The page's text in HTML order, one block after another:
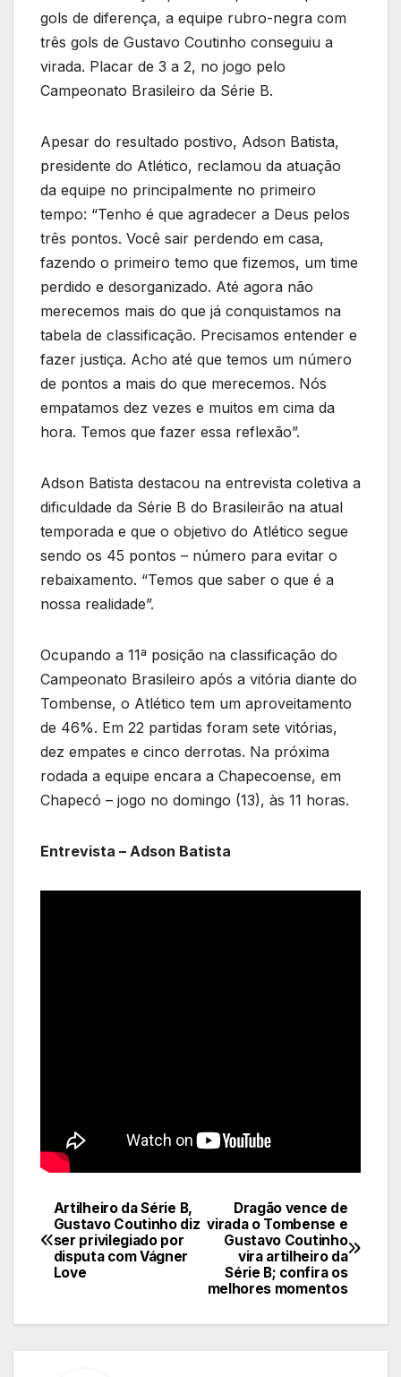
o
o
k
p
p
m n
gols de diferença, a equipe rubro-negra com
três gols de Gustavo Coutinho conseguiu a
virada. Placar de 3 a 2, no jogo pelo
Campeonato Brasileiro da Série B.
Apesar do resultado postivo, Adson Batista,
presidente do Atlético, reclamou da atuação
da equipe no principalmente no primeiro
tempo: “Tenho é que agradecer a Deus pelos
três pontos. Você sair perdendo em casa,
fazendo o primeiro temo que fizemos, um time
perdido e desorganizado. Até agora não
merecemos mais do que já conquistamos na
tabela de classificação. Precisamos entender e
fazer justiça. Acho até que temos um número
de pontos a mais do que merecemos. Nós
empatamos dez vezes e muitos em cima da
hora. Temos que fazer essa reflexão”.
Adson Batista destacou na entrevista coletiva a
dificuldade da Série B do Brasileirão na atual
temporada e que o objetivo do Atlético segue
sendo os 45 pontos – número para evitar o
rebaixamento. “Temos que saber o que é a
nossa realidade”.
Ocupando a 11ª posição na classificação do
Campeonato Brasileiro após a vitória diante do
Tombense, o Atlético tem um aproveitamento
de 46%. Em 22 partidas foram sete vitórias,
dez empates e cinco derrotas. Na próxima
rodada a equipe encara a Chapecoense, em
Chapecó – jogo no domingo (13), às 11 horas.
Entrevista – Adson Batista
Navegação
de
Dragão vence de
virada o Tombense e
Gustavo Coutinho
vira artilheiro da
Série B; confira os
melhores momentos
Artilheiro da Série B,
Gustavo Coutinho diz
ser privilegiado por
disputa com Vágner
Love